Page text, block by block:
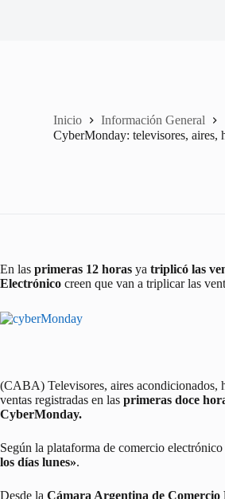
Inicio
Información General
CyberMonday: televisores, aires,
En las primeras 12 horas ya triplicó las
Electrónico creen que van a triplicar las
(CABA) Televisores, aires acondicionados,
ventas registradas en las primeras doce
CyberMonday.
Según la plataforma de comercio electrónico
los días lunes».
Desde la Cámara Argentina de